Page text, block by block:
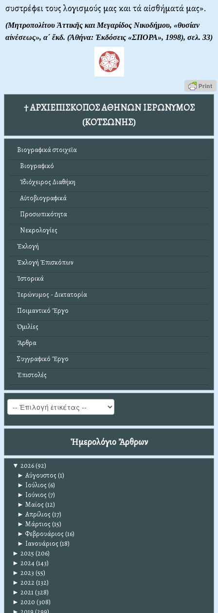
συστρέφει τους λογισμούς μας και τά αἰσθήματά μας».
(Μητροπολίτου Ἀττικῆς και Μεγαρίδος Νικοδήμου, «θυσίαν
αἰνέσεως», α΄ ἔκδ. (Ἀθήνα: Ἐκδόσεις «ΣΠΟΡΑ», 1998), σελ. 33)
† ΑΡΧΙΕΠΙΣΚΟΠΟΣ ΑΘΗΝΩΝ ΙΕΡΩΝΥΜΟΣ
(ΚΟΤΣΩΝΗΣ)
Βιογραφικά στοιχεῖα
Βιογραφικό
Ἰδιόχειρος Διαθήκη
Αὐτοβιογραφικά
Προσωπικότητα
Νεκρολογίες
Ἐκλογή
Ἐκλογή Ἐπισκόπων
Ἱστορικά
Ἱερώνυμος - Δικτατορία
Ποιμαντικό Ἔργο
Ὁμιλίες
Ἄρθρα
Συγγραφικό Ἔργο
Ἐπιστολές
Ἡμερολόγιο Ἄρθρων
▼ 2026(92)
► Αύγουστος (1)
► Ιούλιος (6)
► Ιούνιος (7)
► Μαϊος (12)
► Απρίλιος (17)
► Μάρτιος (15)
► Φεβρουάριος (16)
► Ιανουάριος (18)
► 2025 (206)
► 2024(143)
► 2023 (55)
► 2022(132)
► 2021(328)
► 2020 (308)